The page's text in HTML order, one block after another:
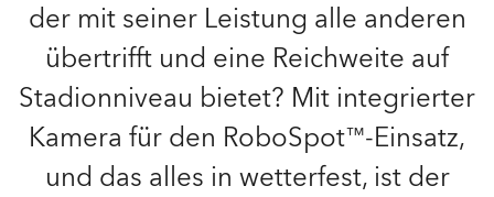
der mit seiner Leistung alle anderen
übertrifft und eine Reichweite auf
Stadionniveau bietet? Mit integrierter
Kamera für den RoboSpot™-Einsatz,
und das alles in wetterfest, ist der